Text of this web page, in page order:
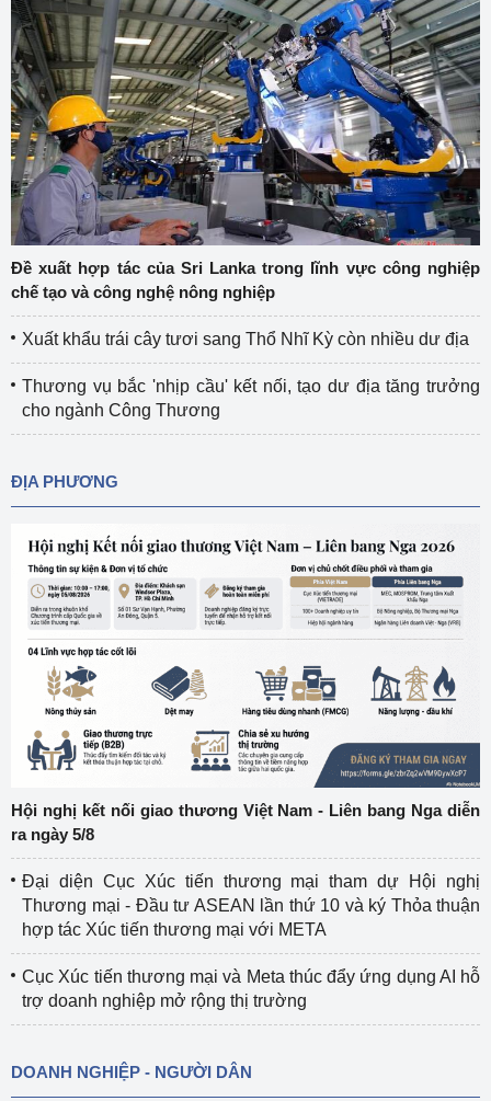
Đề xuất hợp tác của Sri Lanka trong lĩnh vực công nghiệp
chế tạo và công nghệ nông nghiệp
Xuất khẩu trái cây tươi sang Thổ Nhĩ Kỳ còn nhiều dư địa
Thương vụ bắc 'nhịp cầu' kết nối, tạo dư địa tăng trưởng
cho ngành Công Thương
ĐỊA PHƯƠNG
Hội nghị kết nối giao thương Việt Nam - Liên bang Nga diễn
ra ngày 5/8
Đại diện Cục Xúc tiến thương mại tham dự Hội nghị
Thương mại - Đầu tư ASEAN lần thứ 10 và ký Thỏa thuận
hợp tác Xúc tiến thương mại với META
Cục Xúc tiến thương mại và Meta thúc đẩy ứng dụng AI hỗ
trợ doanh nghiệp mở rộng thị trường
DOANH NGHIỆP - NGƯỜI DÂN